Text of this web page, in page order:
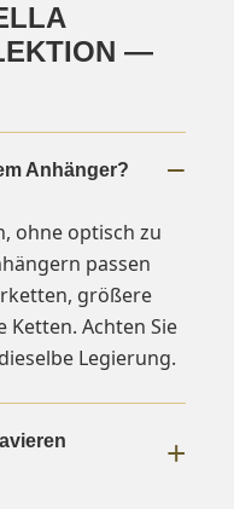
—
Anhänger?
ohne optisch zu
passen
größere
Achten Sie
Legierung.